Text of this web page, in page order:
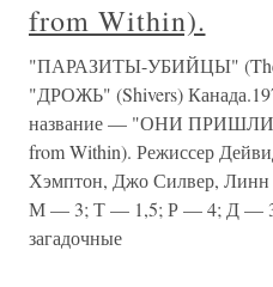
from Within).
"ПАРАЗИТЫ-УБИЙЦЫ" (The
"ДРОЖЬ" (Shivers)
название — "ОНИ ПРИШЛИ
from Within). Режиссер
Хэмптон, Джо Силвер,
М — 3; Т — 1,5; Р — 4; Д —
загадочные